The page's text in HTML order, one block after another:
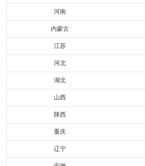
河南
内蒙古
江苏
河北
湖北
山西
陕西
重庆
辽宁